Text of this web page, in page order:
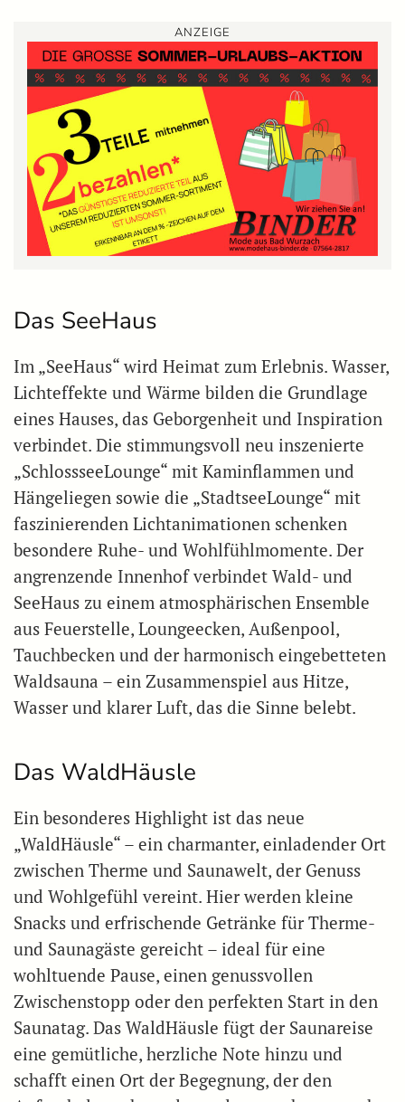
ANZEIGE
Das SeeHaus
Im „SeeHaus“ wird Heimat zum Erlebnis. Wasser,
Lichteffekte und Wärme bilden die Grundlage
eines Hauses, das Geborgenheit und Inspiration
verbindet. Die stimmungsvoll neu inszenierte
„SchlossseeLounge“ mit Kaminflammen und
Hängeliegen sowie die „StadtseeLounge“ mit
faszinierenden Lichtanimationen schenken
besondere Ruhe- und Wohlfühlmomente. Der
angrenzende Innenhof verbindet Wald- und
SeeHaus zu einem atmosphärischen Ensemble
aus Feuerstelle, Loungeecken, Außenpool,
Tauchbecken und der harmonisch eingebetteten
Waldsauna – ein Zusammenspiel aus Hitze,
Wasser und klarer Luft, das die Sinne belebt.
Das WaldHäusle
Ein besonderes Highlight ist das neue
„WaldHäusle“ – ein charmanter, einladender Ort
zwischen Therme und Saunawelt, der Genuss
und Wohlgefühl vereint. Hier werden kleine
Snacks und erfrischende Getränke für Therme-
und Saunagäste gereicht – ideal für eine
wohltuende Pause, einen genussvollen
Zwischenstopp oder den perfekten Start in den
Saunatag. Das WaldHäusle fügt der Saunareise
eine gemütliche, herzliche Note hinzu und
schafft einen Ort der Begegnung, der den